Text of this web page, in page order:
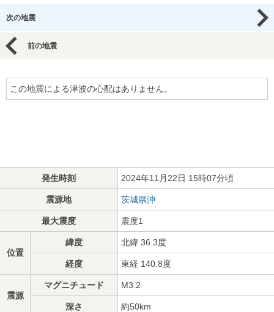
次の地震
前の地震
この地震による津波の心配はありません。
発生時刻 2024年11月22日 15時07分頃
震源地 茨城県沖
最大震度 震度1
位置
緯度 北緯 36.3度
経度 東経 140.8度
震源
マグニチュード M3.2
深さ 約50km